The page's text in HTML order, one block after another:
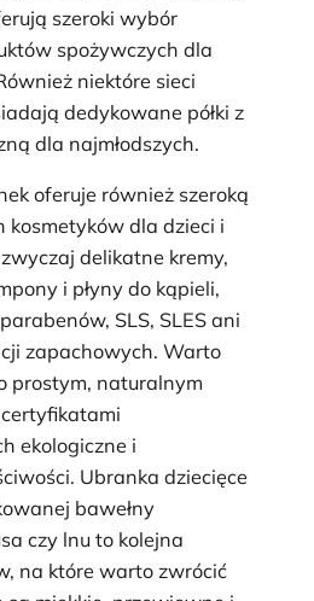
szeroki wybór
spożywczych dla
niektóre sieci
dedykowane półki z
dla najmłodszych.
oferuje również szeroką
kosmetyków dla dzieci i
delikatne kremy,
i płyny do kąpieli,
SLS, SLES ani
zapachowych. Warto
prostym, naturalnym
certyfikatami
ekologiczne i
Ubranka dziecięce
bawełny
czy lnu to kolejna
na które warto zwrócić